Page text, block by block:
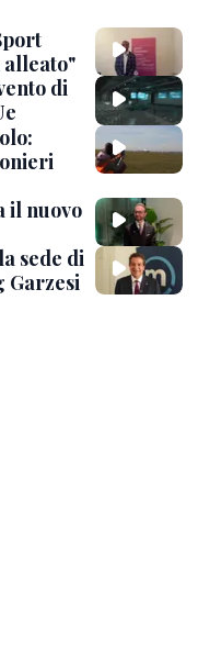
alleato"
di
il nuovo
sede di
Garzesi